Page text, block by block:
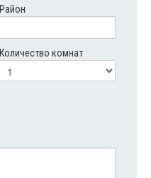
Район
Количество комнат